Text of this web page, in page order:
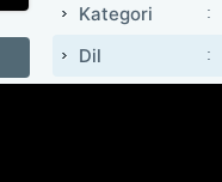
Kategori
Dil